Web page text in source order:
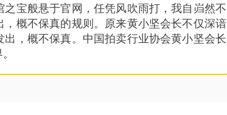
宝般悬于官网，任凭风吹雨打，我自岿然不
概不保真的规则。原来黄小坚会长不仅深谙
，概不保真。中国拍卖行业协会黄小坚会长